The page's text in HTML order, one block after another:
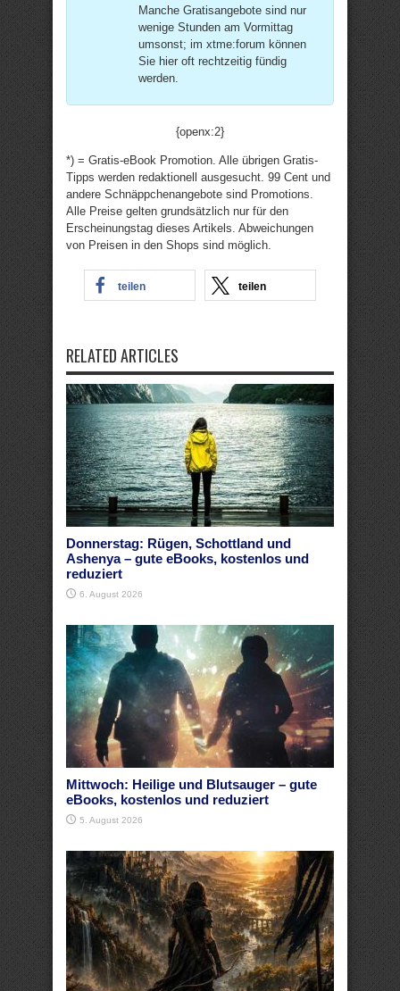
Manche Gratisangebote sind nur
wenige Stunden am Vormittag
umsonst; im xtme:forum können
Sie hier oft rechtzeitig fündig
werden.
{openx:2}
*) = Gratis-eBook Promotion. Alle übrigen Gratis-
Tipps werden redaktionell ausgesucht. 99 Cent und
andere Schnäppchenangebote sind Promotions.
Alle Preise gelten grundsätzlich nur für den
Erscheinungstag dieses Artikels. Abweichungen
von Preisen in den Shops sind möglich.
teilen teilen
RELATED ARTICLES
Donnerstag: Rügen, Schottland und
Ashenya – gute eBooks, kostenlos und
reduziert
6. August 2026
Mittwoch: Heilige und Blutsauger – gute
eBooks, kostenlos und reduziert
5. August 2026